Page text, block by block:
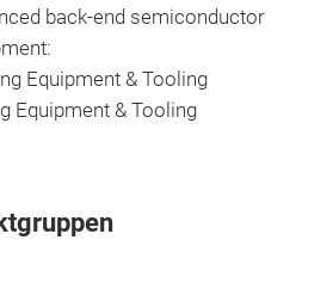
back-end semiconductor
Equipment & Tooling
Equipment & Tooling